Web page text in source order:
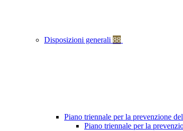
Disposizioni generali 88
Piano triennale per la prevenzione
Piano triennale per la